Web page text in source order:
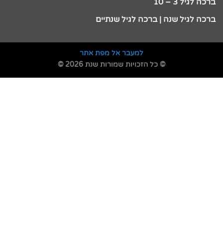
ברכה לגיל 3 – 10
ברכה לגיל שנה | ברכה לגיל שנתיים
למעבר אל מפת אתר
© כל הזכויות שמורות שנת 2026 ©